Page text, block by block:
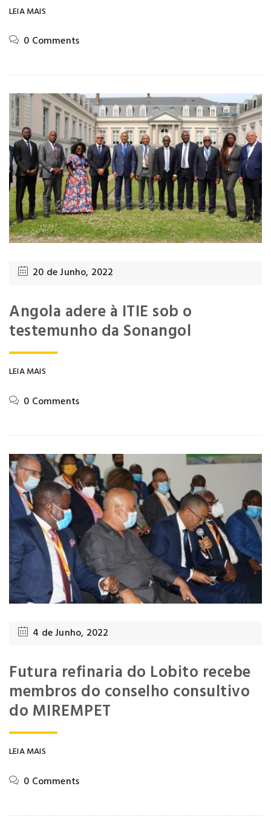
LEIA MAIS
0 Comments
20 de Junho, 2022
Angola adere à ITIE sob o
testemunho da Sonangol
LEIA MAIS
0 Comments
4 de Junho, 2022
Futura refinaria do Lobito recebe
membros do conselho consultivo
do MIREMPET
LEIA MAIS
0 Comments